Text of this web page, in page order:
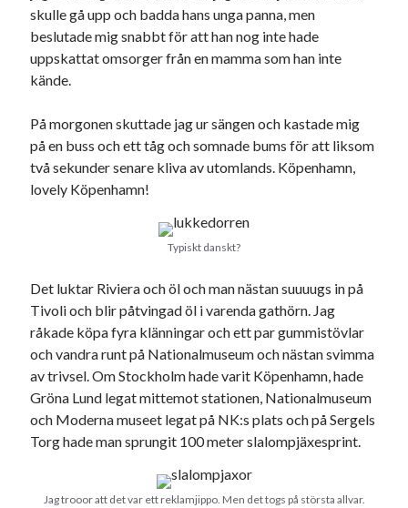
kåseri lifvet Lund mat minne
minnen
nostalgi ord radio recept
reklam resa sekrutt skola
sommar språk
svenska
Dessa har något gemensamt
Fantastiskt välformulerad moderecensent
Onödiga citattecken
En amerikansk språkpolis
skulle gå upp och badda hans unga panna, men
beslutade mig snabbt för att han nog inte hade
uppskattat omsorger från en mamma som han inte
kände.
På morgonen skuttade jag ur sängen och kastade mig
på en buss och ett tåg och somnade bums för att liksom
två sekunder senare kliva av utomlands. Köpenhamn,
lovely Köpenhamn!
Typiskt danskt?
Det luktar Riviera och öl och man nästan suuuugs in på
Tivoli och blir påtvingad öl i varenda gathörn. Jag
råkade köpa fyra klänningar och ett par gummistövlar
och vandra runt på Nationalmuseum och nästan svimma
av trivsel. Om Stockholm hade varit Köpenhamn, hade
Gröna Lund legat mittemot stationen, Nationalmuseum
och Moderna museet legat på NK:s plats och på Sergels
Torg hade man sprungit 100 meter slalompjäxesprint.
Jag trooor att det var ett reklamjippo. Men det togs på största allvar.